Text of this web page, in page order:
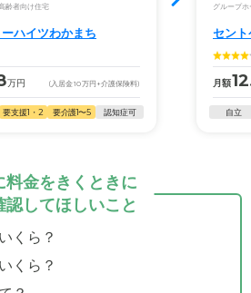
齢者向け住宅
ハイツわかまち
万円 (入居金10万円 +介護保険料)
要支援1・2 要介護1〜5 認知症可
グループホ
セン
月額
自立
料金をきくときに
認してほしいこと
くら？
くら？